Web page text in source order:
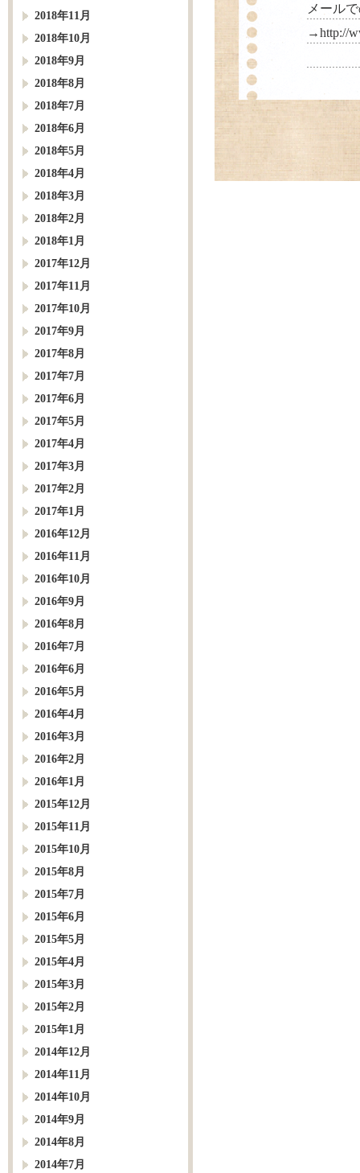
2018年11月
2018年10月
2018年9月
2018年8月
2018年7月
2018年6月
2018年5月
2018年4月
2018年3月
2018年2月
2018年1月
2017年12月
2017年11月
2017年10月
2017年9月
2017年8月
2017年7月
2017年6月
2017年5月
2017年4月
2017年3月
2017年2月
2017年1月
2016年12月
2016年11月
2016年10月
2016年9月
2016年8月
2016年7月
2016年6月
2016年5月
2016年4月
2016年3月
2016年2月
2016年1月
2015年12月
2015年11月
2015年10月
2015年8月
2015年7月
2015年6月
2015年5月
2015年4月
2015年3月
2015年2月
2015年1月
2014年12月
2014年11月
2014年10月
2014年9月
2014年8月
2014年7月
メール
→http://